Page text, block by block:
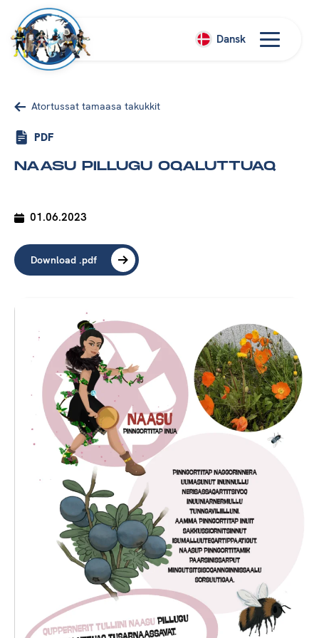
Dansk
Atortussat tamaasa takukkit
PDF
NAASU PILLUGU OQALUTTUAQ
01.06.2023
Download .pdf